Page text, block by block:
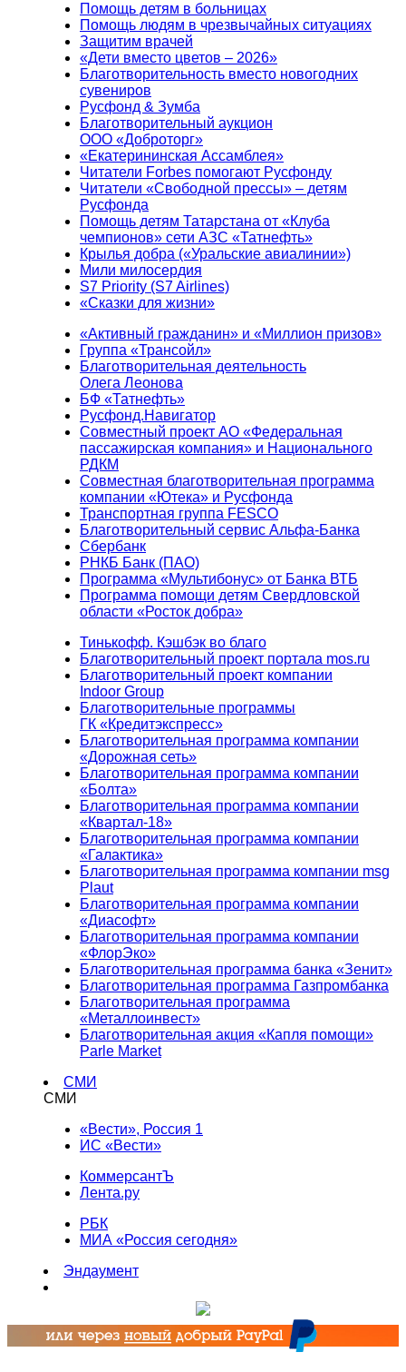
Помощь детям в больницах
Помощь людям в чрезвычайных ситуациях
Защитим врачей
«Дети вместо цветов – 2026»
Благотворительность вместо новогодних
сувениров
Русфонд & Зумба
Благотворительный аукцион
ООО «Доброторг»
«Екатерининская Ассамблея»
Читатели Forbes помогают Русфонду
Читатели «Свободной прессы» – детям
Русфонда
Помощь детям Татарстана от «Клуба
чемпионов» сети АЗС «Татнефть»
Крылья добра («Уральские авиалинии»)
Мили милосердия
S7 Priority (S7 Airlines)
«Сказки для жизни»
«Активный гражданин» и «Миллион призов»
Группа «Трансойл»
Благотворительная деятельность
Олега Леонова
БФ «Татнефть»
Русфонд.Навигатор
Совместный проект АО «Федеральная
пассажирская компания» и Национального
РДКМ
Совместная благотворительная программа
компании «Ютека» и Русфонда
Транспортная группа FESCO
Благотворительный сервис Альфа-Банка
Сбербанк
РНКБ Банк (ПАО)
Программа «Мультибонус» от Банка ВТБ
Программа помощи детям Свердловской
области «Росток добра»
Тинькофф. Кэшбэк во благо
Благотворительный проект портала mos.ru
Благотворительный проект компании
Indoor Group
Благотворительные программы
ГК «Кредитэкспресс»
Благотворительная программа компании
«Дорожная сеть»
Благотворительная программа компании
«Болта»
Благотворительная программа компании
«Квартал-18»
Благотворительная программа компании
«Галактика»
Благотворительная программа компании msg
Plaut
Благотворительная программа компании
«Диасофт»
Благотворительная программа компании
«ФлорЭко»
Благотворительная программа банка «Зенит»
Благотворительная программа Газпромбанка
Благотворительная программа
«Металлоинвест»
Благотворительная акция «Капля помощи»
Parle Market
СМИ
СМИ
«Вести», Россия 1
ИС «Вести»
КоммерсантЪ
Лента.ру
РБК
МИА «Россия сегодня»
Эндаумент